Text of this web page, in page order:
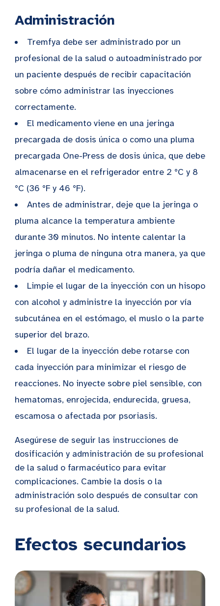
Administración
Tremfya debe ser administrado por un
profesional de la salud o autoadministrado por
un paciente después de recibir capacitación
sobre cómo administrar las inyecciones
correctamente.
El medicamento viene en una jeringa
precargada de dosis única o como una pluma
precargada One-Press de dosis única, que debe
almacenarse en el refrigerador entre 2 °C y 8
°C (36 °F y 46 °F).
Antes de administrar, deje que la jeringa o
pluma alcance la temperatura ambiente
durante 30 minutos. No intente calentar la
jeringa o pluma de ninguna otra manera, ya que
podría dañar el medicamento.
Limpie el lugar de la inyección con un hisopo
con alcohol y administre la inyección por vía
subcutánea en el estómago, el muslo o la parte
superior del brazo.
El lugar de la inyección debe rotarse con
cada inyección para minimizar el riesgo de
reacciones. No inyecte sobre piel sensible, con
hematomas, enrojecida, endurecida, gruesa,
escamosa o afectada por psoriasis.
Asegúrese de seguir las instrucciones de
dosificación y administración de su profesional
de la salud o farmacéutico para evitar
complicaciones. Cambie la dosis o la
administración solo después de consultar con
su profesional de la salud.
Efectos secundarios